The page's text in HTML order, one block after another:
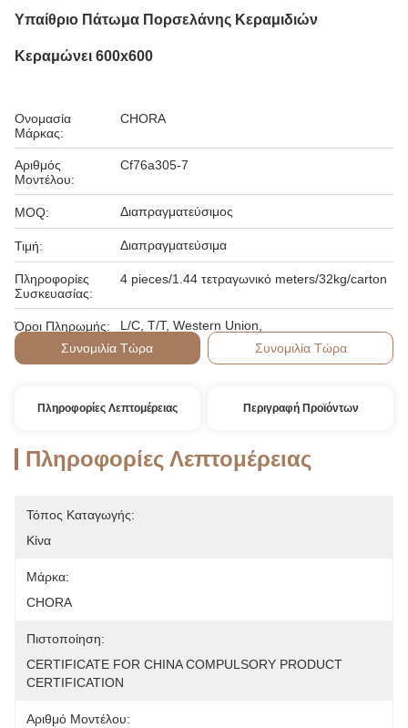
Υπαίθριο Πάτωμα Πορσελάνης Κεραμιδιών
Κεραμώνει 600x600
Ονομασία
Μάρκας:
CHORA
Αριθμός
Μοντέλου:
Cf76a305-7
MOQ: Διαπραγματεύσιμος
Τιμή: Διαπραγματεύσιμα
Πληροφορίες
Συσκευασίας:
4 pieces/1.44 τετραγωνικό meters/32kg/carton
Όροι Πληρωμής:
L/C, T/T, Western Union,
Συνομιλία Τώρα
Συνομιλία Τώρα
Πληροφορίες Λεπτομέρειας Περιγραφή Προϊόντων
Πληροφορίες Λεπτομέρειας
Τόπος Καταγωγής:
Κίνα
Μάρκα:
CHORA
Πιστοποίηση:
CERTIFICATE FOR CHINA COMPULSORY PRODUCT
CERTIFICATION
Αριθμό Μοντέλου: